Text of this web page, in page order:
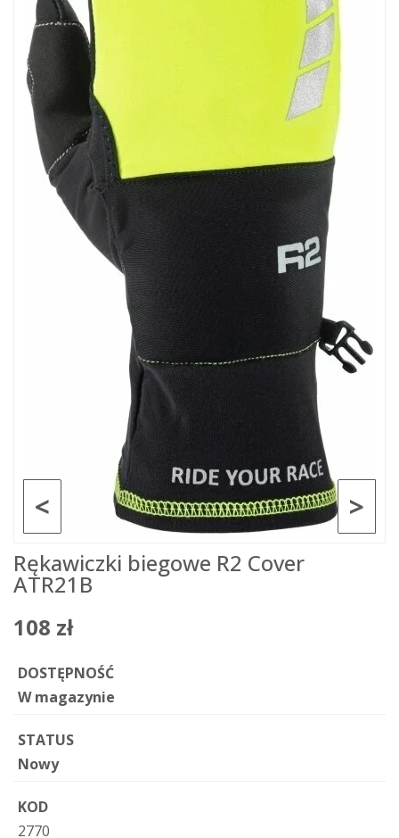
>
<
Rękawiczki biegowe R2 Cover
ATR21B
108 zł
DOSTĘPNOŚĆ
W magazynie
STATUS
Nowy
KOD
2770